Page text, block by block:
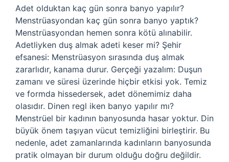
Adet olduktan kaç gün sonra banyo yapılır?
Menstrüasyondan kaç gün sonra banyo yaptık?
Menstrüasyondan hemen sonra kötü alınabilir.
Adetliyken duş almak adeti keser mi? Şehir
efsanesi: Menstrüasyon sırasında duş almak
zararlıdır, kanama durur. Gerçeği yazalım: Duşun
zamanı ve süresi üzerinde hiçbir etkisi yok. Temiz
ve formda hissedersek, adet dönemimiz daha
olasıdır. Dinen regl iken banyo yapılır mı?
Menstrüel bir kadının banyosunda hasar yoktur. Din
büyük önem taşıyan vücut temizliğini birleştirir. Bu
nedenle, adet zamanlarında kadınların banyosunda
pratik olmayan bir durum olduğu doğru değildir.